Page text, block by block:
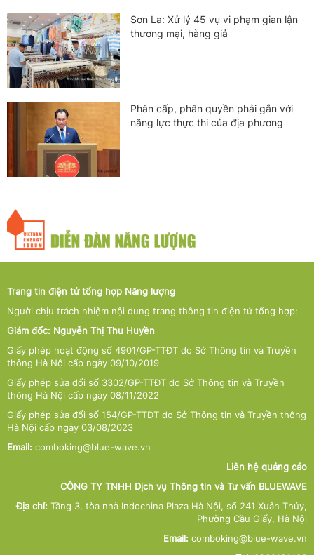
Sơn La: Xử lý 45 vụ vi phạm gian lận
thương mại, hàng giả
Phân cấp, phân quyền phải gắn với
năng lực thực thi của địa phương
Trang tin điện tử tổng hợp Năng lượng
Người chịu trách nhiệm nội dung trang thông tin điện tử tổng hợp:
Giám đốc: Nguyễn Thị Thu Huyền
Giấy phép hoạt động số 4901/GP-TTĐT do Sở Thông tin và Truyền
thông Hà Nội cấp ngày 09/10/2019
Giấy phép sửa đổi số 3302/GP-TTĐT do Sở Thông tin và Truyền
thông Hà Nội cấp ngày 08/11/2022
Giấy phép sửa đổi số 154/GP-TTĐT do Sở Thông tin và Truyền thông
Hà Nội cấp ngày 03/08/2023
Email: comboking@blue-wave.vn
Liên hệ quảng cáo
CÔNG TY TNHH Dịch vụ Thông tin và Tư vấn BLUEWAVE
Địa chỉ: Tầng 3, tòa nhà Indochina Plaza Hà Nội, số 241 Xuân Thủy,
Phường Cầu Giấy, Hà Nội
Email: comboking@blue-wave.vn